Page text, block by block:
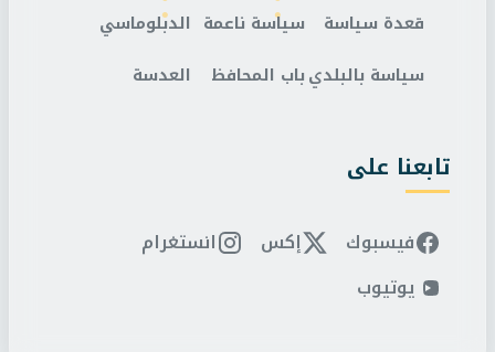
قعدة سياسة
سياسة بالبلدي
سياسة ناعمة
باب المحافظ
الدبلوماسي
العدسة
تابعنا على
فيسبوك إكس
انستغرام
يوتيوب